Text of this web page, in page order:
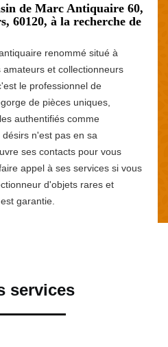
de Marc Antiquaire 60,
60120, à la recherche de
renommé situé à
et collectionneurs
le professionnel de
de pièces uniques,
authentifiés comme
n'est pas en sa
ses contacts pour vous
appel à ses services si vous
d'objets rares et
garantie.
services